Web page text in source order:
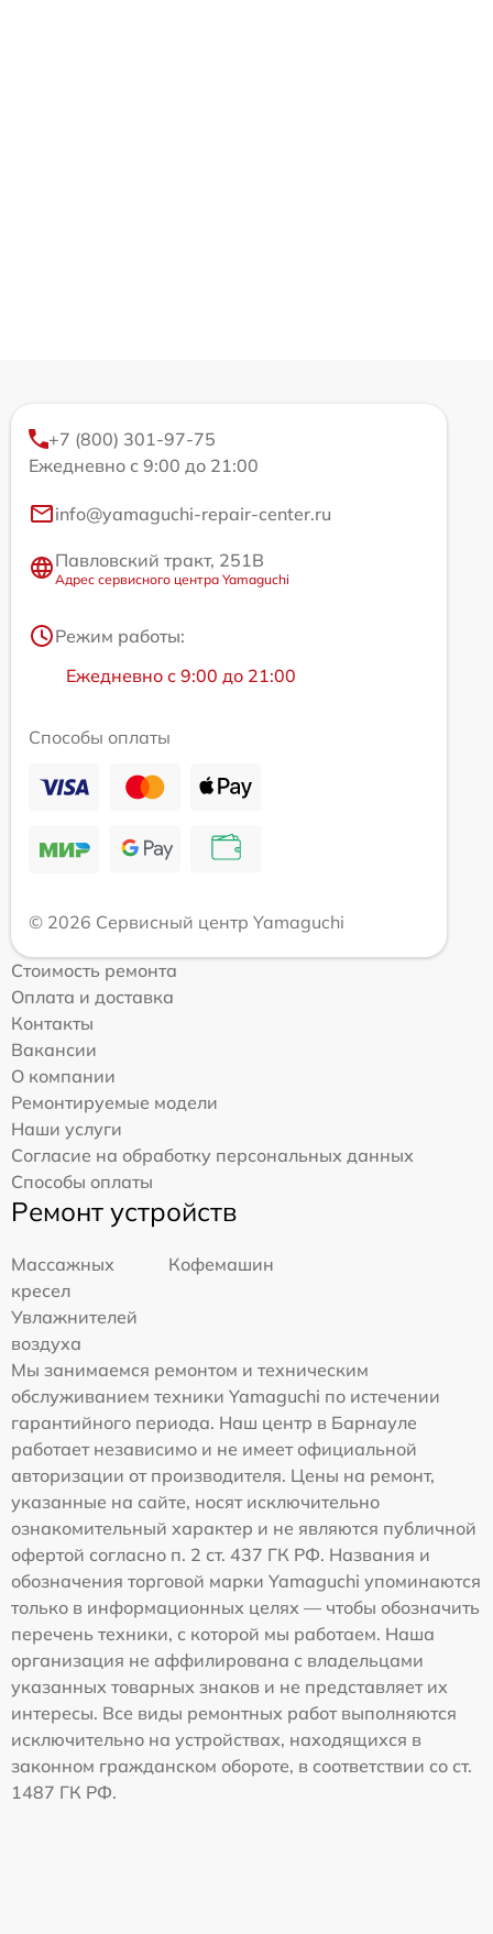
+7 (800) 301-97-75
Ежедневно с 9:00 до 21:00
info@yamaguchi-repair-center.ru
Павловский тракт, 251В
Адрес сервисного центра Yamaguchi
Режим работы:
Ежедневно с 9:00 до 21:00
Способы оплаты
© 2026 Сервисный центр Yamaguchi
Стоимость ремонта
Оплата и доставка
Контакты
Вакансии
О компании
Ремонтируемые модели
Наши услуги
Согласие на обработку персональных данных
Способы оплаты
Ремонт устройств
Массажных
кресел
Кофемашин
Увлажнителей
воздуха
Мы занимаемся ремонтом и техническим
обслуживанием техники Yamaguchi по истечении
гарантийного периода. Наш центр в Барнауле
работает независимо и не имеет официальной
авторизации от производителя. Цены на ремонт,
указанные на сайте, носят исключительно
ознакомительный характер и не являются публичной
офертой согласно п. 2 ст. 437 ГК РФ. Названия и
обозначения торговой марки Yamaguchi упоминаются
только в информационных целях — чтобы обозначить
перечень техники, с которой мы работаем. Наша
организация не аффилирована с владельцами
указанных товарных знаков и не представляет их
интересы. Все виды ремонтных работ выполняются
исключительно на устройствах, находящихся в
законном гражданском обороте, в соответствии со ст.
1487 ГК РФ.